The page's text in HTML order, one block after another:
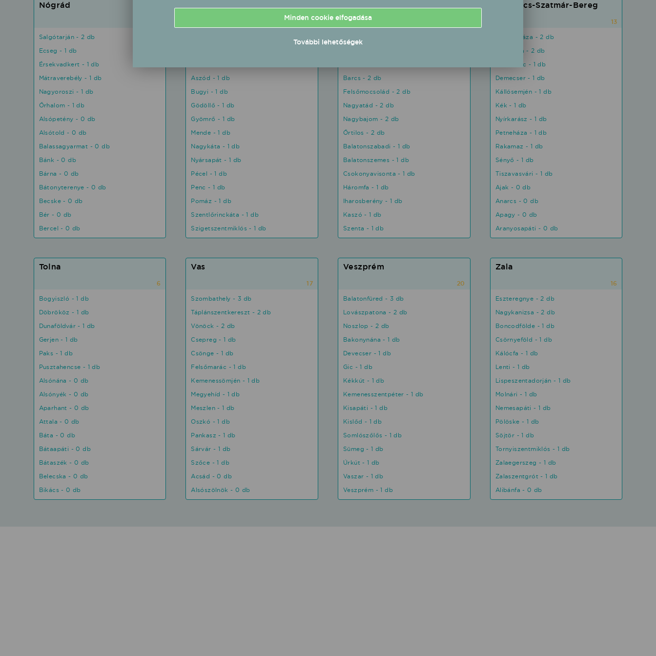
Nógrád
Salgótarján - 2 db
Ecseg - 1 db
Érsekvadkert - 1 db
Mátraverebély - 1 db
Nagyoroszi - 1 db
Őrhalom - 1 db
Alsópetény - 0 db
Alsótold - 0 db
Balassagyarmat - 0 db
Bánk - 0 db
Bárna - 0 db
Bátonyterenye - 0 db
Becske - 0 db
Bér - 0 db
Bercel - 0 db
23
Aszód - 1 db
Bugyi - 1 db
Gödöllő - 1 db
Gyömrő - 1 db
Mende - 1 db
Nagykáta - 1 db
Nyársapát - 1 db
Pécel - 1 db
Penc - 1 db
Pomáz - 1 db
Szentlőrinckáta - 1 db
Szigetszentmiklós - 1 db
Barcs - 2 db
Felsőmocsolád - 2 db
Nagyatád - 2 db
Nagybajom - 2 db
Őrtilos - 2 db
Balatonszabadi - 1 db
Balatonszemes - 1 db
Csokonyavisonta - 1 db
Háromfa - 1 db
Iharosberény - 1 db
Kaszó - 1 db
Szenta - 1 db
Szabolcs-Szatmár-Bereg
13
Nyíregyháza - 2 db
Nyírmada - 2 db
Beszterec - 1 db
Demecser - 1 db
Kállósemjén - 1 db
Kék - 1 db
Nyírkarász - 1 db
Petneháza - 1 db
Rakamaz - 1 db
Sényő - 1 db
Tiszavasvári - 1 db
Ajak - 0 db
Anarcs - 0 db
Apagy - 0 db
Aranyosapáti - 0 db
Tolna
6
Bogyiszló - 1 db
Döbrököz - 1 db
Dunaföldvár - 1 db
Gerjen - 1 db
Paks - 1 db
Pusztahencse - 1 db
Alsónána - 0 db
Alsónyék - 0 db
Aparhant - 0 db
Attala - 0 db
Báta - 0 db
Bátaapáti - 0 db
Bátaszék - 0 db
Belecska - 0 db
Bikács - 0 db
Vas
17
Szombathely - 3 db
Táplánszentkereszt - 2 db
Vönöck - 2 db
Csepreg - 1 db
Csönge - 1 db
Felsőmarác - 1 db
Kemenessömjén - 1 db
Megyehíd - 1 db
Meszlen - 1 db
Oszkó - 1 db
Pankasz - 1 db
Sárvár - 1 db
Szőce - 1 db
Acsád - 0 db
Alsószölnök - 0 db
Veszprém
20
Balatonfüred - 3 db
Lovászpatona - 2 db
Noszlop - 2 db
Bakonynána - 1 db
Devecser - 1 db
Gic - 1 db
Kékkút - 1 db
Kemenesszentpéter - 1 db
Kisapáti - 1 db
Kislőd - 1 db
Somlószőlős - 1 db
Sümeg - 1 db
Úrkút - 1 db
Vaszar - 1 db
Veszprém - 1 db
Zala
16
Eszteregnye - 2 db
Nagykanizsa - 2 db
Boncodfölde - 1 db
Csörnyeföld - 1 db
Kálócfa - 1 db
Lenti - 1 db
Lispeszentadorján - 1 db
Molnári - 1 db
Nemesapáti - 1 db
Pölöske - 1 db
Söjtör - 1 db
Tornyiszentmiklós - 1 db
Zalaegerszeg - 1 db
Zalaszentgrót - 1 db
Alibánfa - 0 db
Minden cookie elfogadása
További lehetőségek